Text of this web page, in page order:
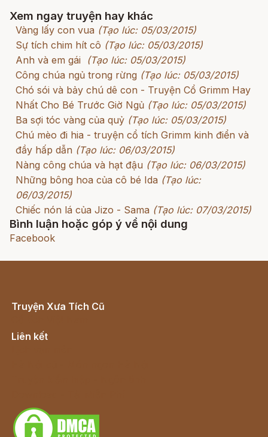
Xem ngay truyện hay khác
Vàng lấy con vua (Tạo lúc: 05/03/2015)
Sự tích chim hít cô (Tạo lúc: 05/03/2015)
Anh và em gái
(Tạo lúc: 05/03/2015)
Công chúa ngủ trong rừng (Tạo lúc: 05/03/2015)
Chó sói và bảy chú dê con - Truyện Cổ Grimm Hay
Nhất Cho Bé Trước Giờ Ngủ (Tạo lúc: 05/03/2015)
Ba sợi tóc vàng của quỷ (Tạo lúc: 05/03/2015)
Chú mèo đi hia - truyện cổ tích Grimm kinh điển và
đầy hấp dẫn (Tạo lúc: 06/03/2015)
Nàng công chúa và hạt đậu (Tạo lúc: 06/03/2015)
Những bông hoa của cô bé Ida (Tạo lúc:
06/03/2015)
Chiếc nón lá của Jizo - Sama (Tạo lúc: 07/03/2015)
Bình luận hoặc góp ý về nội dung
Facebook
Truyện Xưa Tích Cũ
Liên kết